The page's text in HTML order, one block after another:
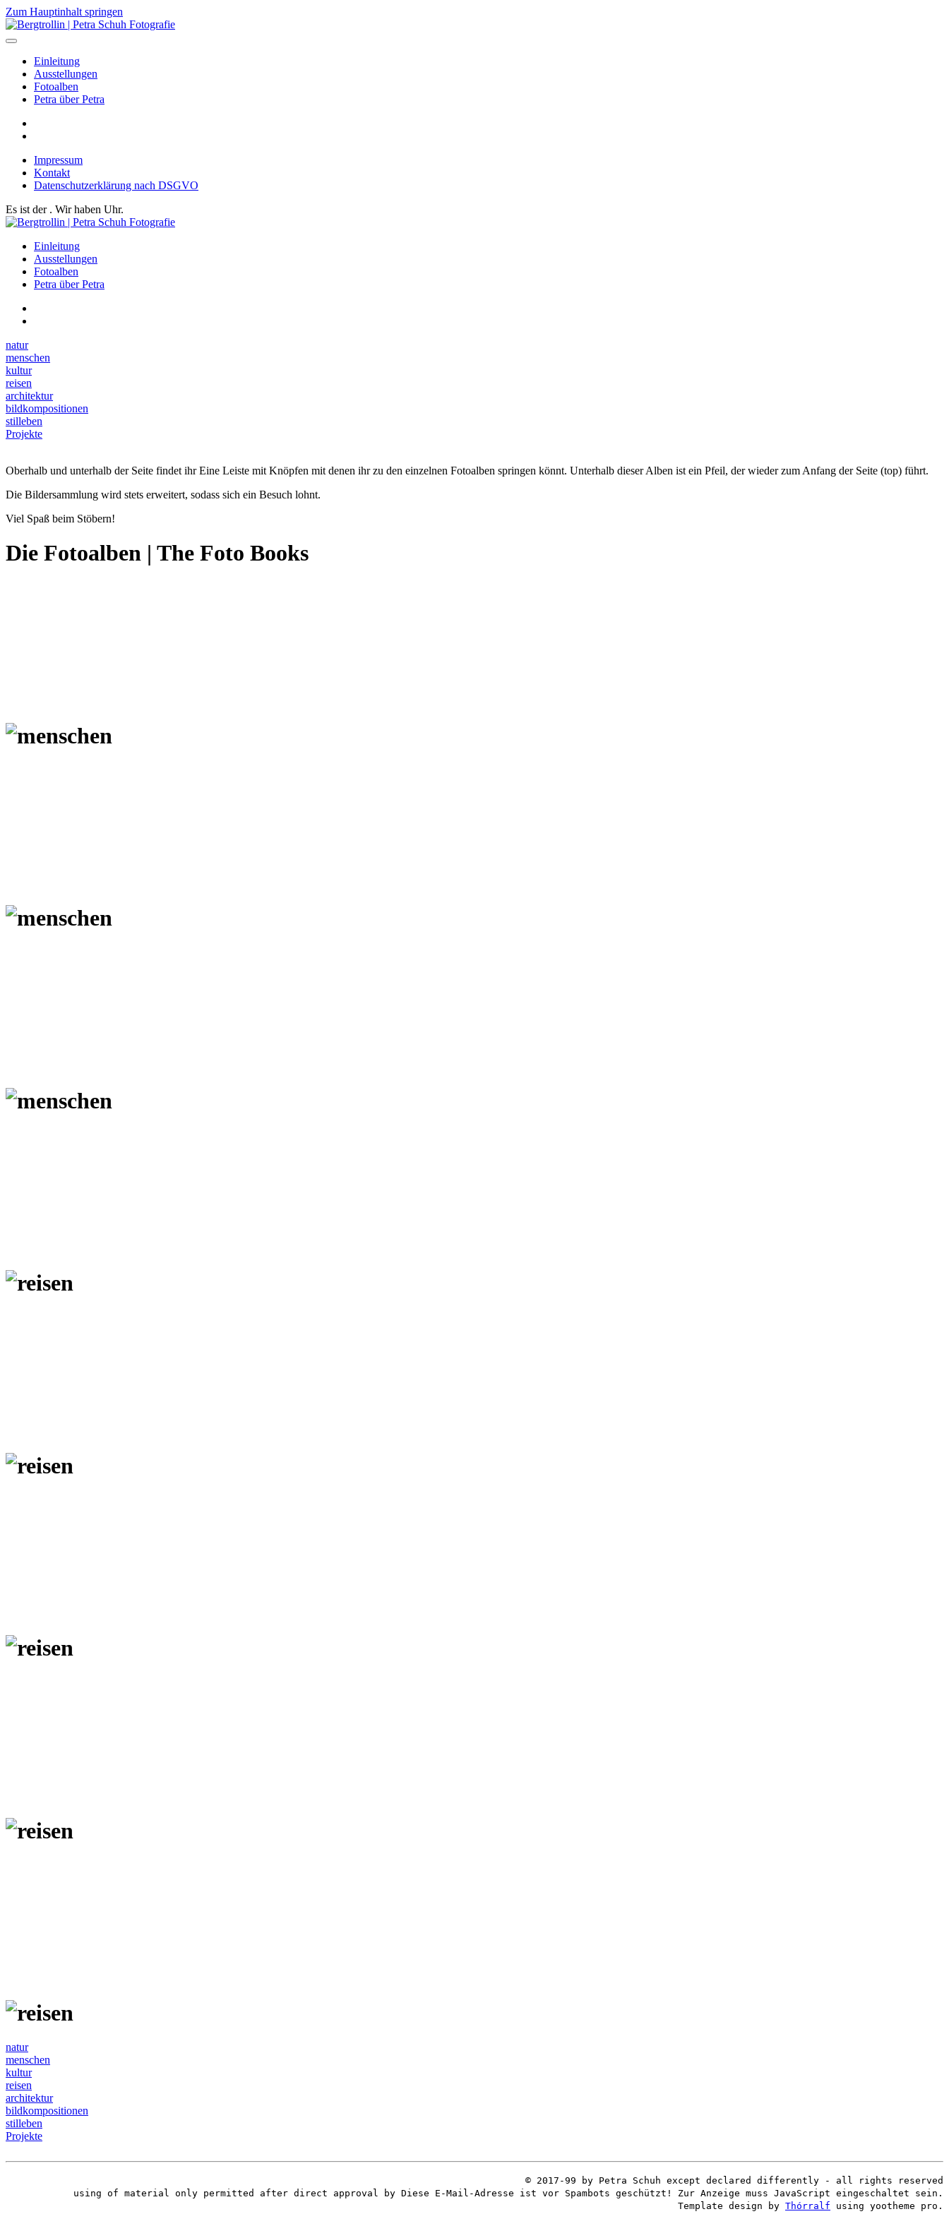
Zum Hauptinhalt springen
Einleitung
Ausstellungen
Fotoalben
Petra über Petra
Impressum
Kontakt
Datenschutzerklärung nach DSGVO
Es ist der . Wir haben Uhr.
Einleitung
Ausstellungen
Fotoalben
Petra über Petra
natur
menschen
kultur
reisen
architektur
bildkompositionen
stilleben
Projekte
Oberhalb und unterhalb der Seite findet ihr Eine Leiste mit Knöpfen mit denen ihr zu den einzelnen Fotoalben springen könnt. Unterhalb dieser Alben ist ein Pfeil, der wieder zum Anfang der Seite (top) führt.
Die Bildersammlung wird stets erweitert, sodass sich ein Besuch lohnt.
Viel Spaß beim Stöbern!
Die Fotoalben | The Foto Books
natur
menschen
kultur
reisen
architektur
bildkompositionen
stilleben
Projekte
© 2017-99 by Petra Schuh except declared differently - all rights reserved
using of material only permitted after direct approval by Diese E-Mail-Adresse ist vor Spambots geschützt! Zur Anzeige muss JavaScript eingeschaltet sein.
Template design by Thórralf using yootheme pro.